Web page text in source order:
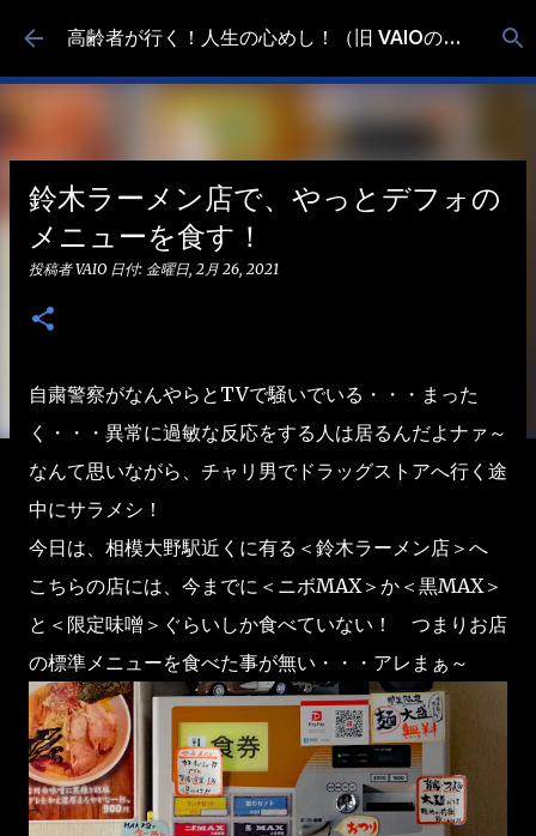
スキップしてメイン コンテンツに移動 高齢者が行く！人生の心めし！（旧 VAIOの食べ歩き）
鈴木ラーメン店で、やっとデフォの
メニューを食す！
投稿者VAIO 日付: 金曜日, 2月 26, 2021
自粛警察がなんやらとTVで騒いでいる・・・まった
く・・・異常に過敏な反応をする人は居るんだよナァ～
なんて思いながら、チャリ男でドラッグストアへ行く途
中にサラメシ！
今日は、相模大野駅近くに有る＜鈴木ラーメン店＞へ
こちらの店には、今までに＜ニボMAX＞か＜黒MAX＞
と＜限定味噌＞ぐらいしか食べていない！ つまりお店
の標準メニューを食べた事が無い・・・アレまぁ～